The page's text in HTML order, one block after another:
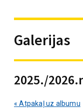
Galerijas
2025./
« Atpakaļ uz albumu